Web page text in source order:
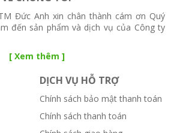
Đức Anh xin chân thành cám ơn Quý
đến sản phẩm và dịch vụ của Công ty
[ Xem thêm ]
DỊCH VỤ HỖ TRỢ
Chính sách bảo mật thanh toán
Chính sách thanh toán